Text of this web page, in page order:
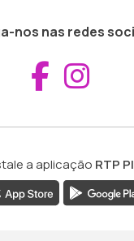
nos nas redes
a aplicação RTP